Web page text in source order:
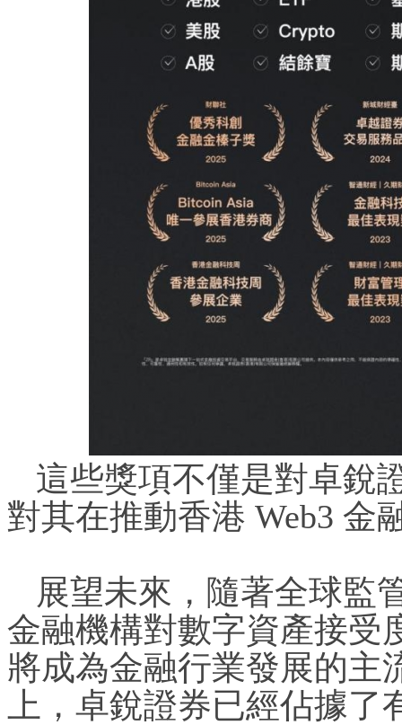
這些獎項不僅是對卓銳
對其在推動香港 Web3 金
展望未來，隨著全球監
金融機構對數字資產接受
將成為金融行業發展的主
上，卓銳證券已經佔據